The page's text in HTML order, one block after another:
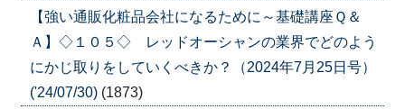
【強い通販化粧品会社になるために～基礎講座Ｑ＆
Ａ】◇１０５◇ レッドオーシャンの業界でどのよう
にかじ取りをしていくべきか？（2024年7月25日号）
('24/07/30) (1873)